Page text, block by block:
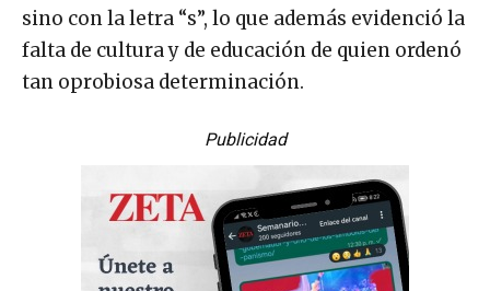
sino con la letra “s”, lo que además evidenció la
falta de cultura y de educación de quien ordenó
tan oprobiosa determinación.
Publicidad